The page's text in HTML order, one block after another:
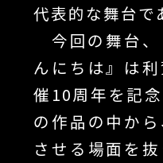
代表的な舞台で
今回の舞台、
んにちは』は
催10周年を記
の作品の中か
させる場面を